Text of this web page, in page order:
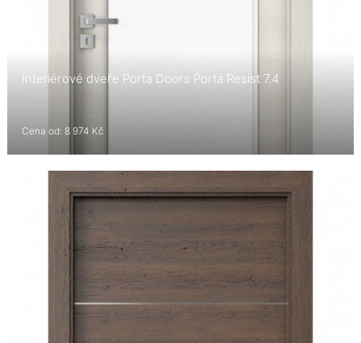
Interiérové dveře Porta Doors Porta Resist 7.4
Cena od: 8 974 Kč